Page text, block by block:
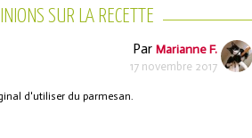
SUR LA RECETTE
Par Marianne F.
17 novembre 2017
d'utiliser du parmesan.